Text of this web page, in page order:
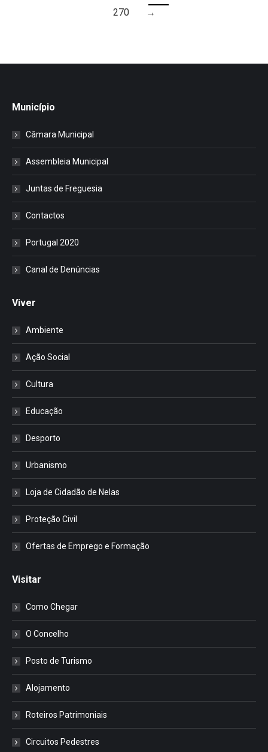
270
→
Município
Câmara Municipal
Assembleia Municipal
Juntas de Freguesia
Contactos
Portugal 2020
Canal de Denúncias
Viver
Ambiente
Ação Social
Cultura
Educação
Desporto
Urbanismo
Loja de Cidadão de Nelas
Proteção Civil
Ofertas de Emprego e Formação
Visitar
Como Chegar
O Concelho
Posto de Turismo
Alojamento
Roteiros Patrimoniais
Circuitos Pedestres